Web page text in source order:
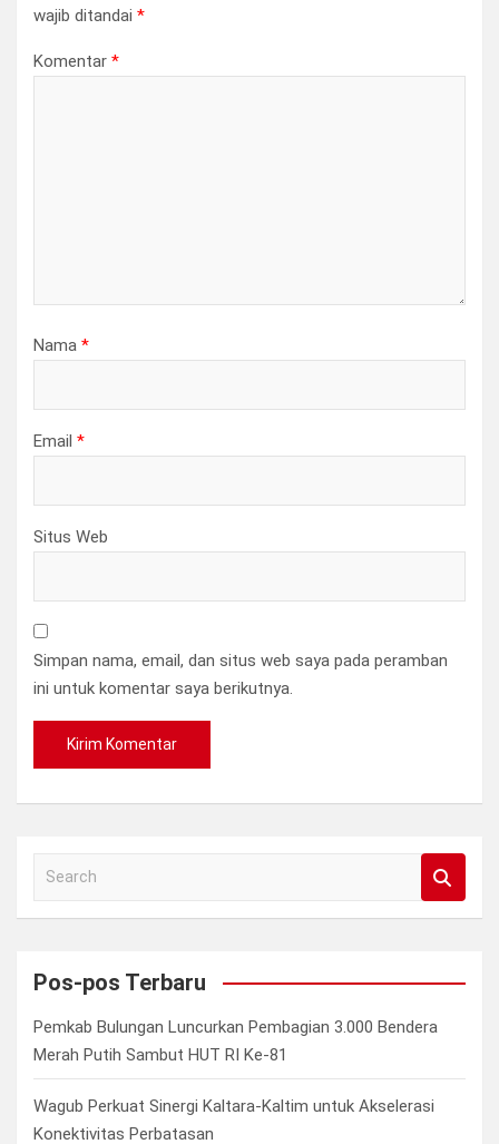
wajib ditandai *
Komentar *
Nama *
Email *
Situs Web
Simpan nama, email, dan situs web saya pada peramban
ini untuk komentar saya berikutnya.
a
c
Pos-pos Terbaru
Pemkab Bulungan Luncurkan Pembagian 3.000 Bendera
Merah Putih Sambut HUT RI Ke-81
Wagub Perkuat Sinergi Kaltara-Kaltim untuk Akselerasi
Konektivitas Perbatasan